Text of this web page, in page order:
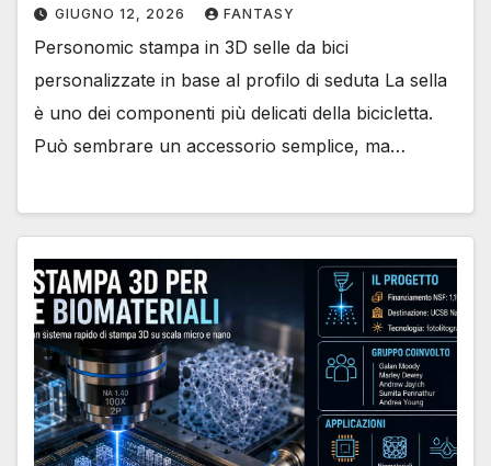
GIUGNO 12, 2026 FANTASY
Personomic stampa in 3D selle da bici
personalizzate in base al profilo di seduta La sella
è uno dei componenti più delicati della bicicletta.
Può sembrare un accessorio semplice, ma…